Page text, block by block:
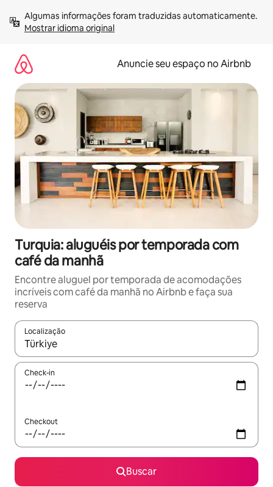
para
Mostrar idioma original
Anuncie seu espaço no Airbnb
Turquia: aluguéis por temporada com
café da manhã
Encontre aluguel por temporada de acomodações
incríveis com café da manhã no Airbnb e faça sua
reserva
Localização
Quando os resultados estiverem disponíveis, explore-os
Check-in
Checkout
Buscar